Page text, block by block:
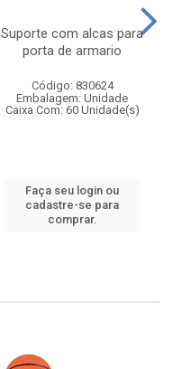
Suporte com alcas para
porta de armario
Código: 830624
Embalagem: Unidade
Caixa Com: 60 Unidade(s)
Faça seu login ou
cadastre-se para
comprar.